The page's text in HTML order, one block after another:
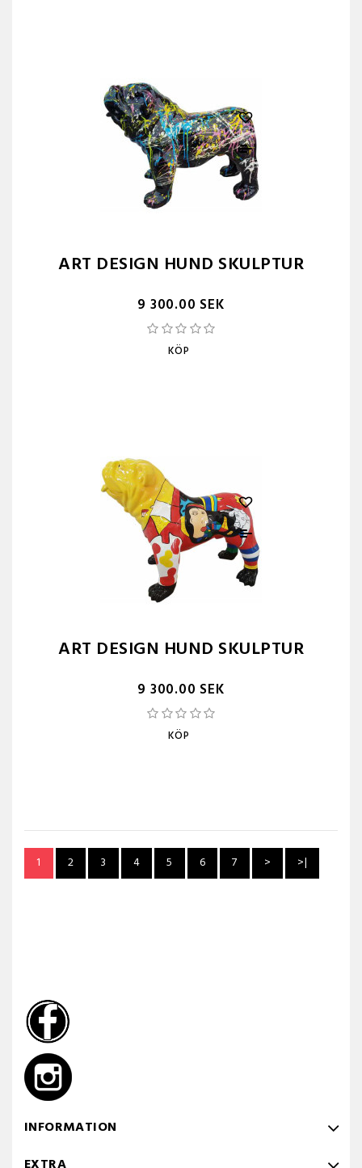
ART DESIGN HUND SKULPTUR
9 300.00 SEK
KÖP
ART DESIGN HUND SKULPTUR
9 300.00 SEK
KÖP
1 2 3 4 5 6 7 > >|
INFORMATION